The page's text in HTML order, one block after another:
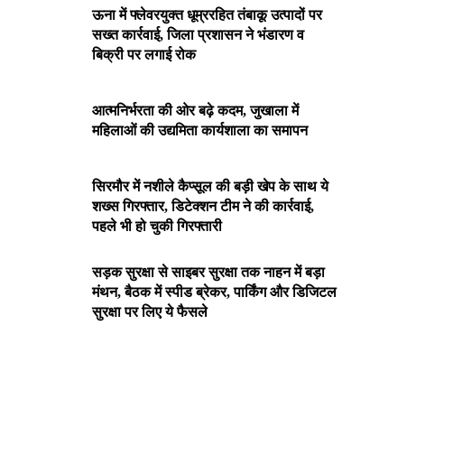
ऊना में फ्लेवरयुक्त धूम्ररहित तंबाकू उत्पादों पर
सख्त कार्रवाई, जिला प्रशासन ने भंडारण व
बिक्री पर लगाई रोक
आत्मनिर्भरता की ओर बढ़े कदम, जुखाला में
महिलाओं की उद्यमिता कार्यशाला का समापन
सिरमौर में नशीले कैप्सूल की बड़ी खेप के साथ ये
शख्स गिरफ्तार, डिटेक्शन टीम ने की कार्रवाई,
पहले भी हो चुकी गिरफ्तारी
सड़क सुरक्षा से साइबर सुरक्षा तक नाहन में बड़ा
मंथन, बैठक में स्पीड ब्रेकर, पार्किंग और डिजिटल
सुरक्षा पर लिए ये फैसले